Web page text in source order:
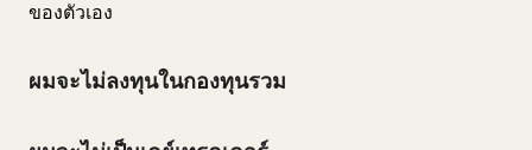
ของตัวเอง
ผมจะไม่ลงทุนในกองทุนรวม